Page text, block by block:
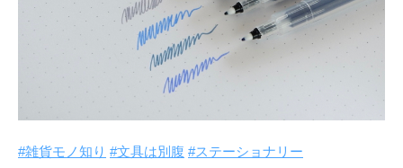
#雑貨モノ知り #文具は別腹 #ステーショナリー